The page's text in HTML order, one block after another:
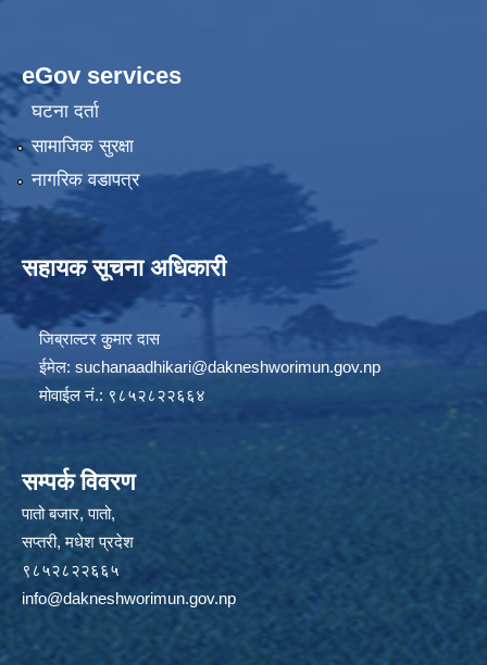
eGov services
घटना दर्ता
सामाजिक सुरक्षा
नागरिक वडापत्र
सहायक सूचना अधिकारी
जिब्राल्टर कुुमार दास
ईमेल: suchanaadhikari@dakneshworimun.gov.np
मोवाईल नं.: ९८५२८२२६६४
सम्पर्क विवरण
पातो बजार, पातो,
सप्तरी, मधेश प्रदेश
९८५२८२२६६५
info@dakneshworimun.gov.np